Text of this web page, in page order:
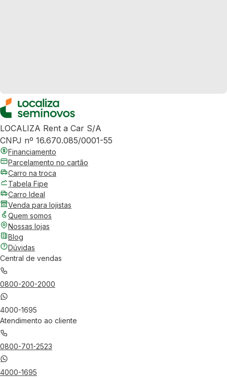
LOCALIZA Rent a Car S/A
CNPJ nº 16.670.085/0001-55
Financiamento
Parcelamento no cartão
Carro na troca
Tabela Fipe
Carro Ideal
Venda para lojistas
Quem somos
Nossas lojas
Blog
Dúvidas
Central de vendas
0800-200-2000
4000-1695
Atendimento ao cliente
0800-701-2523
4000-1695